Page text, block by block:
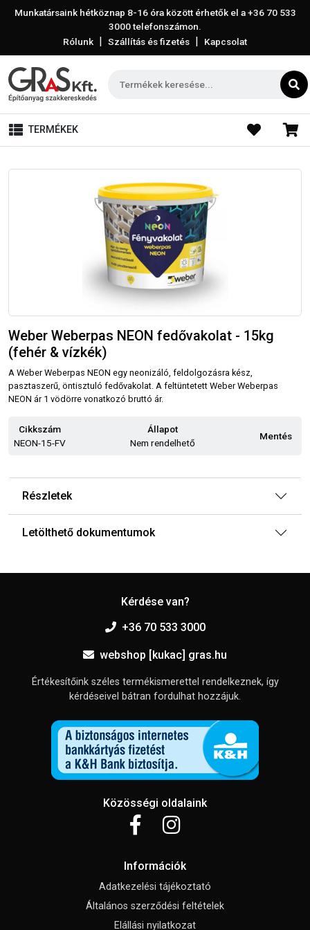
Munkatársaink hétköznap 8-16 óra között érhetők el a+36 70 533
3000telefonszámon.
Rólunk | Szállítás és fizetés | Kapcsolat
TERMÉKEK
Weber Weberpas NEON fedővakolat - 15kg
(fehér & vízkék)
A Weber Weberpas NEON egy neonizáló, feldolgozásra kész,
pasztaszerű, öntisztuló fedővakolat. A feltüntetett Weber Weberpas
NEON ár 1 vödörre vonatkozó bruttó ár.
Cikkszám
NEON-15-FV
Állapot
Nem rendelhető
Mentés
Részletek
Letölthető dokumentumok
Kérdése van?
+36 70 533 3000
webshop [kukac] gras.hu
Értékesítőink széles termékismerettel rendelkeznek, így
kérdéseivel bátran fordulhat hozzájuk.
Közösségi oldalaink
Információk
Adatkezelési tájékoztató
Általános szerződési feltételek
Elállási nyilatkozat